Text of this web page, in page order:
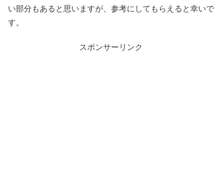
い部分もあると思いますが、参考にしてもらえると幸いで
す。
スポンサーリンク